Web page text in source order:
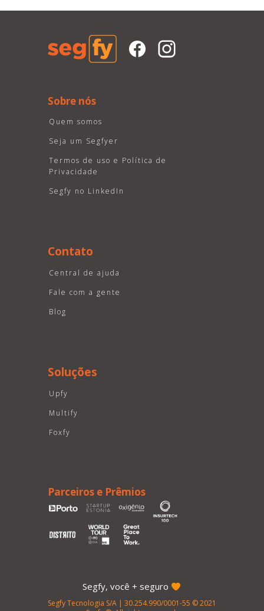
Sobre nós
Quem somos
Seja um Segfyer
Termos de uso e Política de
Privacidade
Segfy no LinkedIn
Contato
Central de ajuda
Fale com a gente
Blog
Soluções
Upfy
Multify
Foxfy
Parceiros e Prêmios
Segfy, você + seguro
Segfy Tecnologia S/A | 30.254.990/0001-55 © 2021